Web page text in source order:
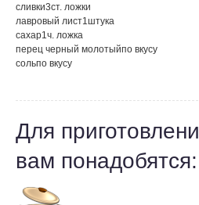
сливки3ст. ложки
лавровый лист1 штука
сахар1 ч. ложка
перец черный молотыйпо вкусу
сольпо вкусу
Для
вам понадобятся: